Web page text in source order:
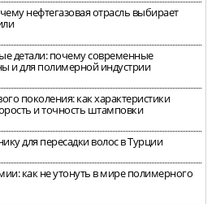
нефтегазовая отрасль выбирает
детали: почему современные
и для полимерной индустрии
поколения: как характеристики
и точность штамповки
для пересадки волос в Турции
как не утонуть в мире полимерного